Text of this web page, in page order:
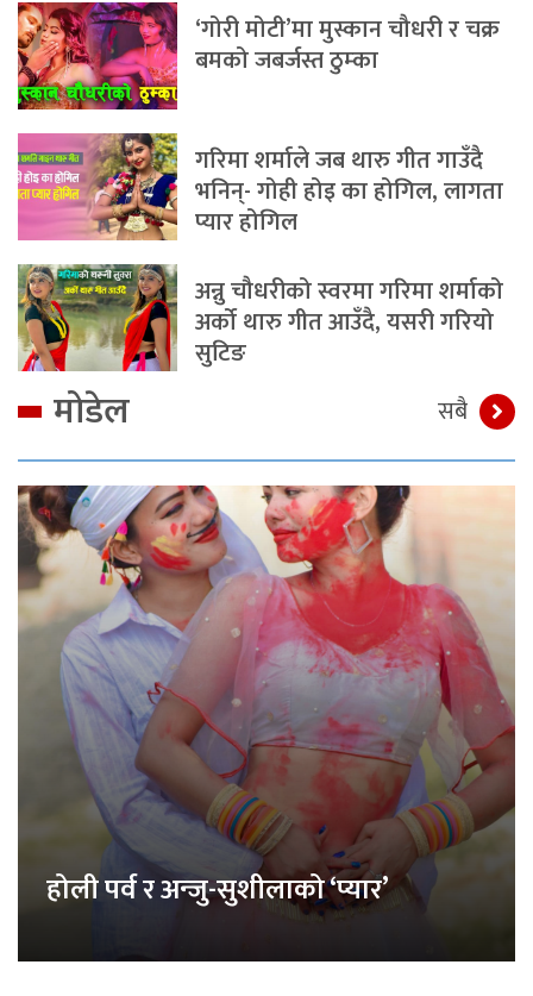
‘गोरी मोटी’मा मुस्कान चौधरी र चक्र
बमको जबर्जस्त ठुम्का
गरिमा शर्माले जब थारु गीत गाउँदै
भनिन्- गोही होइ का होगिल, लागता
प्यार होगिल
अन्नु चौधरीको स्वरमा गरिमा शर्माको
अर्को थारु गीत आउँदै, यसरी गरियो
सुटिङ
मोडेल सबै
होली पर्व र अन्जु-सुशीलाको ‘प्यार’